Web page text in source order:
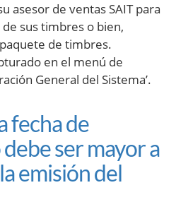
asesor de ventas SAIT para
sus timbres o bien,
de timbres.
en el menú de
General del Sistema’.
fecha de
ser mayor a
emisión del